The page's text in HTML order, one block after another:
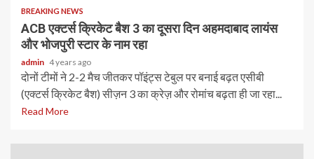
BREAKING NEWS
ACB एक्टर्स क्रिकेट बैश 3 का दूसरा दिन अहमदाबाद लायंस
और भोजपुरी स्टार के नाम रहा
admin 4 years ago
दोनों टीमों ने 2-2 मैच जीतकर पॉइंट्स टेबुल पर बनाई बढ़त एसीबी
(एक्टर्स क्रिकेट बैश) सीज़न 3 का क्रेज़ और रोमांच बढ़ता ही जा रहा...
Read More